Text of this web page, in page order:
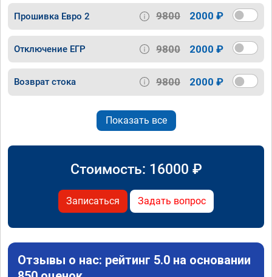
Прошивка Евро 2 9800 2000 ₽
Отключение ЕГР 9800 2000 ₽
Возврат стока 9800 2000 ₽
Показать все
Стоимость: 16000 ₽
Записаться Задать вопрос
Отзывы о нас: рейтинг 5.0 на основании